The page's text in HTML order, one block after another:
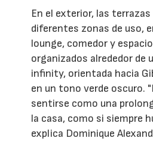
En el exterior, las
diferentes zonas de uso,
lounge, comedor y
organizados alrededor de
infinity, orientada hacia
en un tono verde oscuro.
sentirse como una
la casa, como si siempre
explica Dominique